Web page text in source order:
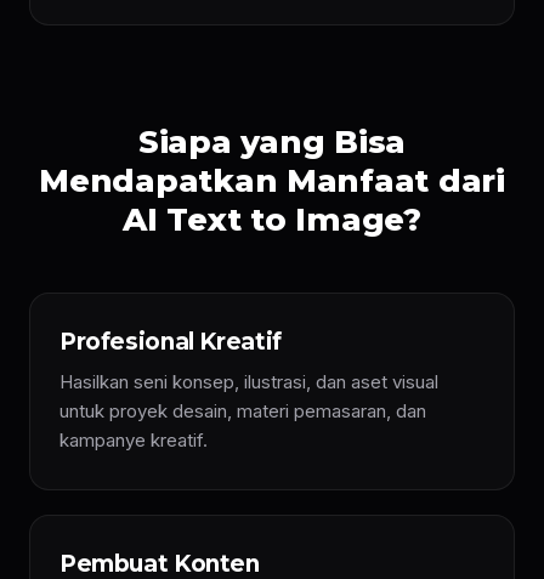
Siapa yang Bisa
Mendapatkan Manfaat dari
AI Text to Image?
Profesional Kreatif
Hasilkan seni konsep, ilustrasi, dan aset visual
untuk proyek desain, materi pemasaran, dan
kampanye kreatif.
Pembuat Konten